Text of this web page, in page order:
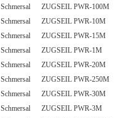
Schmersal ZUGSEIL PWR-100M
Schmersal ZUGSEIL PWR-10M
Schmersal ZUGSEIL PWR-15M
Schmersal ZUGSEIL PWR-1M
Schmersal ZUGSEIL PWR-20M
Schmersal ZUGSEIL PWR-250M
Schmersal ZUGSEIL PWR-30M
Schmersal ZUGSEIL PWR-3M